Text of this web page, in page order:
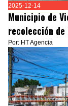
2025-12-14
Municipio de
recolección de
Por: HT Agencia